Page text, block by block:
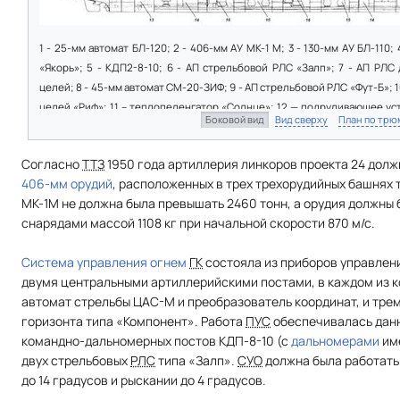
1 - 25-мм автомат БЛ-120; 2 - 406-мм АУ МК-1 М; 3 - 130-мм АУ БЛ-
«Якорь»; 5 - КДП2-8-10; 6 - АП стрельбовой РЛС «Залп»; 7 - АП РЛС
целей; 8 - 45-мм автомат СМ-20-ЗИФ; 9 - АП стрельбовой РЛС «Фут-Б»;
целей «Риф»; 11 – теплопеленгатор «Солнце»; 12 — подруливающее
13 - дизель-генерагор; 14 - погреб боезапаса главного калибра; 15 -
Боковой вид Вид сверху План по
СогласноТТЗ1950 года артиллерия линкоров проекта 24
406-мм орудий, расположенных в трех трехорудийных
МК-1М не должна была превышать 2460 тонн, а орудия должны
снарядами массой 1108 кг при начальной скорости 870 м/с.
Система управления огнем ГКсостояла из приборов
двумя центральными артиллерийскими постами, в каждом из
автомат стрельбы ЦАС-М и преобразователь координат, и
горизонта типа «Компонент». Работа ПУСобеспечивалась
командно-дальномерных постов КДП-8-10 (с дальномерами
двух стрельбовых РЛСтипа «Залп». СУОдолжна была
до 14 градусов и рыскании до 4 градусов.